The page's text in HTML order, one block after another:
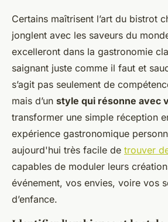
Certains maîtrisent l’art du bistrot
jonglent avec les saveurs du
excelleront dans la gastronomie
saignant juste comme il faut et
s’agit pas seulement de
mais d’un style qui résonne avec
transformer une simple réception
expérience gastronomique
aujourd'hui très facile de trouver
capables de moduler leurs
événement, vos envies, voire vos
d’enfance.